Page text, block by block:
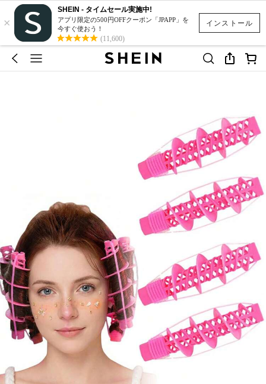
インストール
×
SHEIN - タイムセール実施中!
アプリ限定の500円OFFクーポン「JPAPP」を
今すぐ使おう！
(11,600)